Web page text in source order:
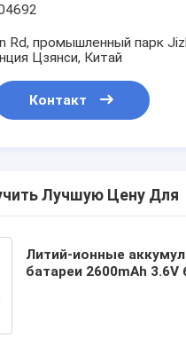
Rd, промышленный парк
Цзянси, Китай
Контакт
Лучшую Цену Для
Литий-ионные
батареи 2600mAh 3.6V